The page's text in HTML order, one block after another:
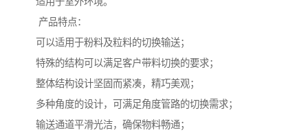
产品特点：
可以适用于粉料及粒料的切换输送；
特殊的结构可以满足客户带料切换的要求；
整体结构设计坚固而紧凑，精巧美观；
多种角度的设计，可满足角度管路的切换需求；
输送通道平滑光洁，确保物料畅通；